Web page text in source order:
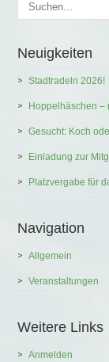
Neuigkeiten
Stadtradeln 2026!
Hoppelhäschen –
Gesucht: Koch
Einladung zur
Platzvergabe für
Navigation
Allgemein
Veranstaltungen
Weitere Links
Anmelden